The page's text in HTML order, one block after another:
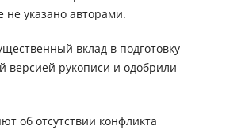
указано авторами.
вклад в подготовку
версией рукописи и одобрили
об отсутствии конфликта